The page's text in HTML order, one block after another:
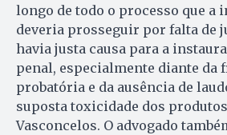
longo de todo o processo que a
deveria prosseguir por falta de
havia justa causa para a
penal, especialmente diante da
probatória e da ausência de
suposta toxicidade dos
Vasconcelos. O advogado